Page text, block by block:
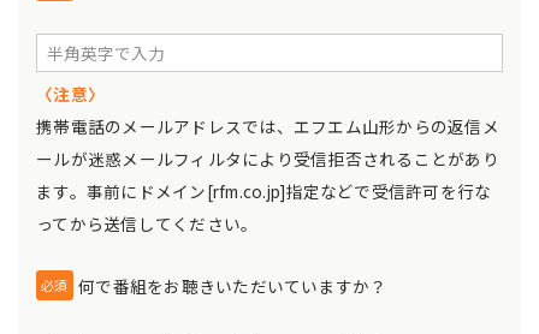
〈注意〉
携帯電話のメールアドレスでは、エフエム山形からの返信メ
ールが迷惑メールフィルタにより受信拒否されることがあり
ます。事前にドメイン[rfm.co.jp]指定などで受信許可を行な
ってから送信してください。
必須 何で番組をお聴きいただいていますか？